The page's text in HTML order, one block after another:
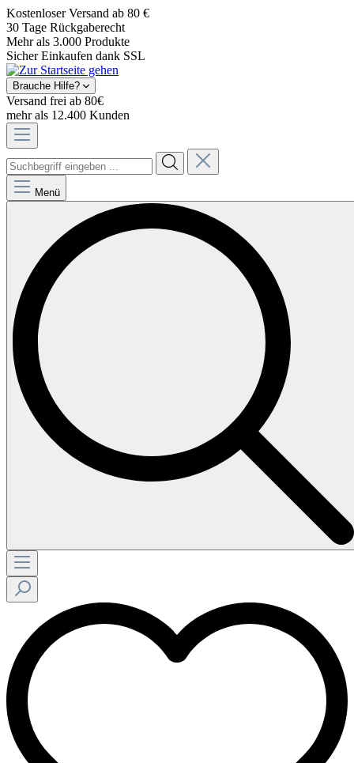
Kostenloser Versand ab 80 €
30 Tage Rückgaberecht
Mehr als 3.000 Produkte
Sicher Einkaufen dank SSL
Brauche Hilfe?
Versand frei ab 80€
mehr als 12.400 Kunden
Menü